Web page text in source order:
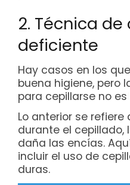
2. Técnica
deficiente
Hay casos en los
buena higiene, pero
para cepillarse no es
Lo anterior se
durante el cepillado,
daña las encías.
incluir el uso de
duras.